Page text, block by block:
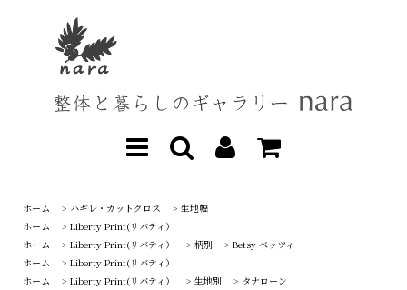
ホーム > ハギレ・カットクロス > 生地幅
ホーム
> Liberty Print(リバティ）
ホーム
> Liberty Print(リバティ） > 柄別 > Betsy ベッツィ
ホーム
> Liberty Print(リバティ）
ホーム
> Liberty Print(リバティ） > 生地別 > タナローン